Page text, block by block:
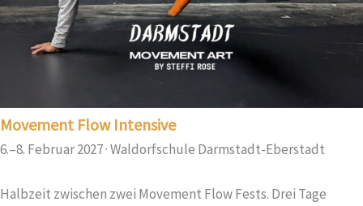
Movement Flow Intensive
6.–8. Februar 2027 · Waldorfschule Darmstadt-Eberstadt
Halbzeit zwischen zwei Movement Flow Fests. Drei Tage